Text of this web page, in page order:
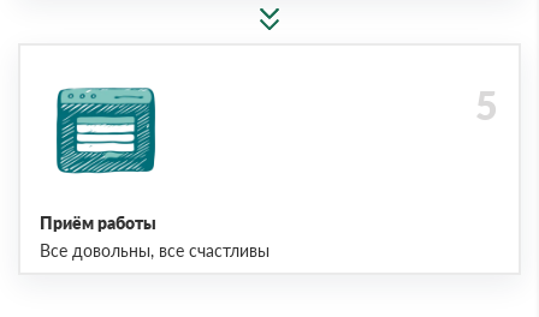
Приём работы
Все довольны, все счастливы